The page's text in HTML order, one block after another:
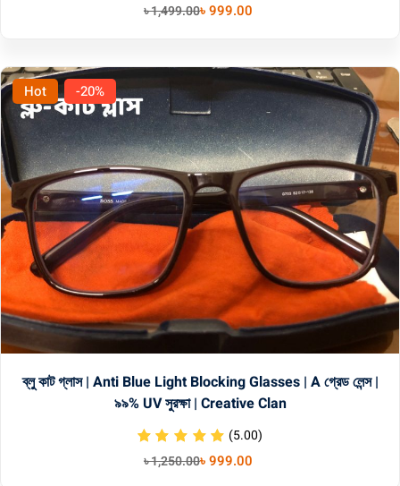
৳1,499.00৳999.00
Hot -20%
ব্লু কাট গ্লাস | Anti Blue Light Blocking Glasses | A গ্রেড লেন্স |
৯৯% UV সুরক্ষা | Creative Clan
(5.00)
৳1,250.00৳999.00